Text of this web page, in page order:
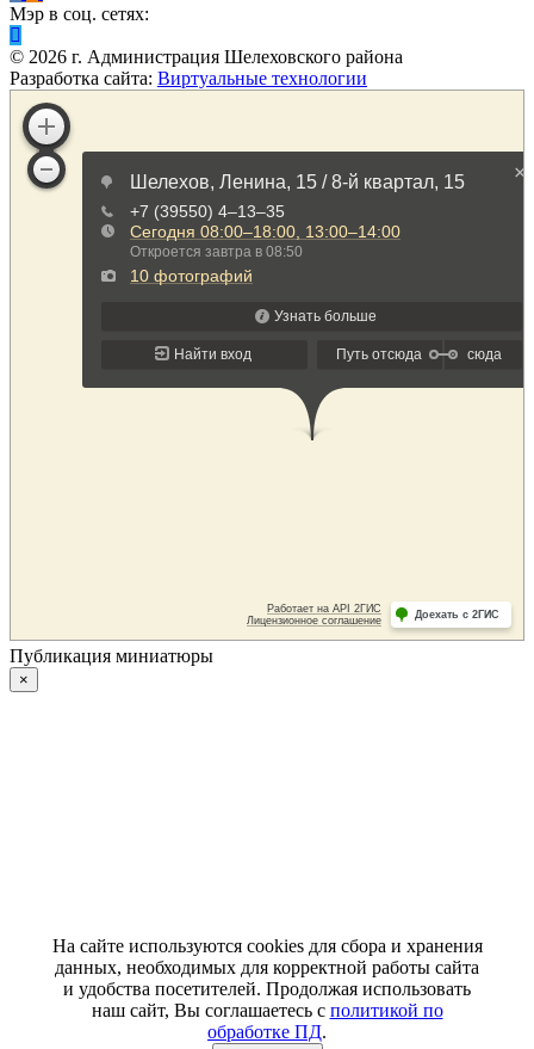
Мэр в соц. сетях:
© 2026 г. Администрация Шелеховского района
Разработка сайта: Виртуальные технологии
Публикация миниатюры
×
На сайте используются cookies для сбора и хранения
данных, необходимых для корректной работы сайта
и удобства посетителей. Продолжая использовать
наш сайт, Вы соглашаетесь с политикой по
обработке ПД.